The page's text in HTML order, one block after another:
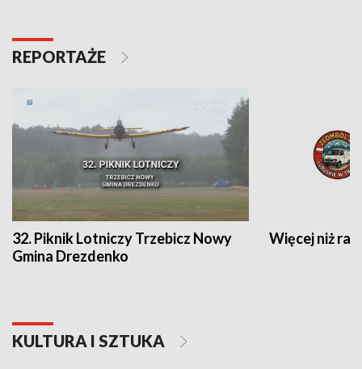
REPORTAŻE
32. Piknik Lotniczy Trzebicz Nowy
Gmina Drezdenko
Więcej niż rajd
KULTURA I SZTUKA